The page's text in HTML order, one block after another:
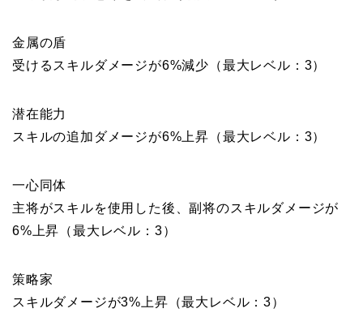
金属の盾
受けるスキルダメージが6%減少（最大レベル：3）
潜在能力
スキルの追加ダメージが6%上昇（最大レベル：3）
一心同体
主将がスキルを使用した後、副将のスキルダメージが
6%上昇（最大レベル：3）
策略家
スキルダメージが3%上昇（最大レベル：3）